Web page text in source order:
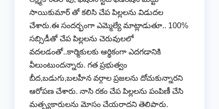
సాయికుమార్ తో కలిసి చేప పిల్లలను విడుదల
చేశారు.ఈ సందర్భంగా ఎమ్మెల్యే మాట్లాడుతూ.. 100%
సబ్సిడీతో చేప పిల్లలను చెరువులలో
వదలడంతో..కార్మికులకు ఆర్థికంగా ఎదగడానికి
వీలుంటుందన్నారు. గత ప్రభుత్వం
బీద,బడుగు,బలహీన వర్గాల ప్రజలను దోచుకున్నారని
ఆరోపణ చేశారు. నాసి రకం చేప పిల్లలను పంపిణీ చేసి
మత్స్యకారులను మోసం చేయరాదని తెలిపారు.